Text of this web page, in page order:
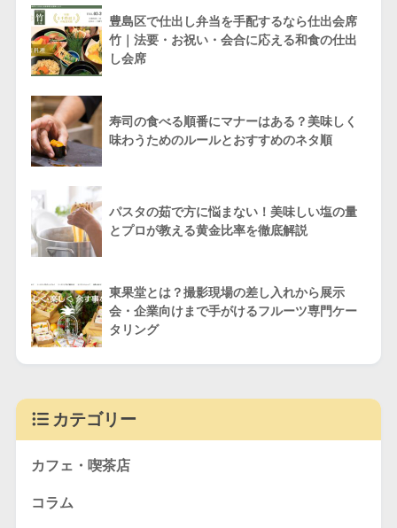
豊島区で仕出し弁当を手配するなら仕出会席
竹｜法要・お祝い・会合に応える和食の仕出
し会席
寿司の食べる順番にマナーはある？美味しく
味わうためのルールとおすすめのネタ順
パスタの茹で方に悩まない！美味しい塩の量
とプロが教える黄金比率を徹底解説
東果堂とは？撮影現場の差し入れから展示
会・企業向けまで手がけるフルーツ専門ケー
タリング
カテゴリー
カフェ・喫茶店
コラム